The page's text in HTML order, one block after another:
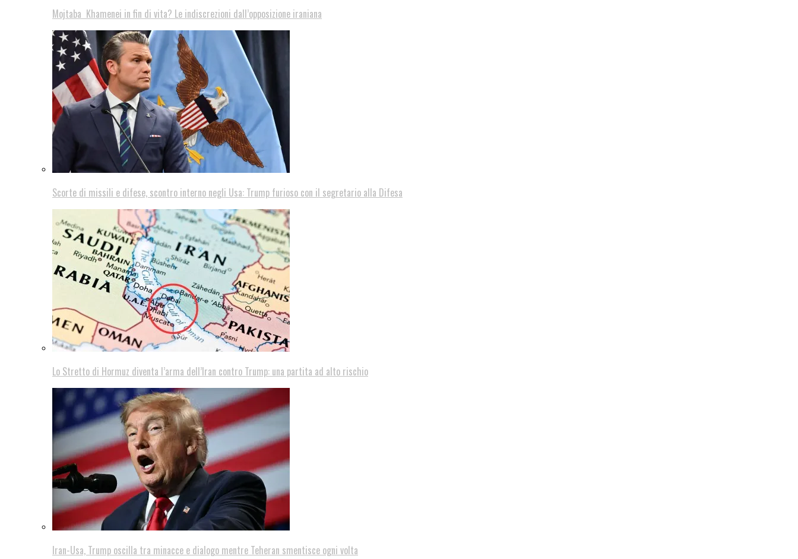
Mojtaba Khamenei in fin di vita? Le indiscrezioni dall’opposizione iraniana
Scorte di missili e difese, scontro interno negli Usa: Trump furioso con il segretario alla Difesa
Lo Stretto di Hormuz diventa l’arma dell’Iran contro Trump: una partita ad alto rischio
Iran-Usa, Trump oscilla tra minacce e dialogo mentre Teheran smentisce ogni volta